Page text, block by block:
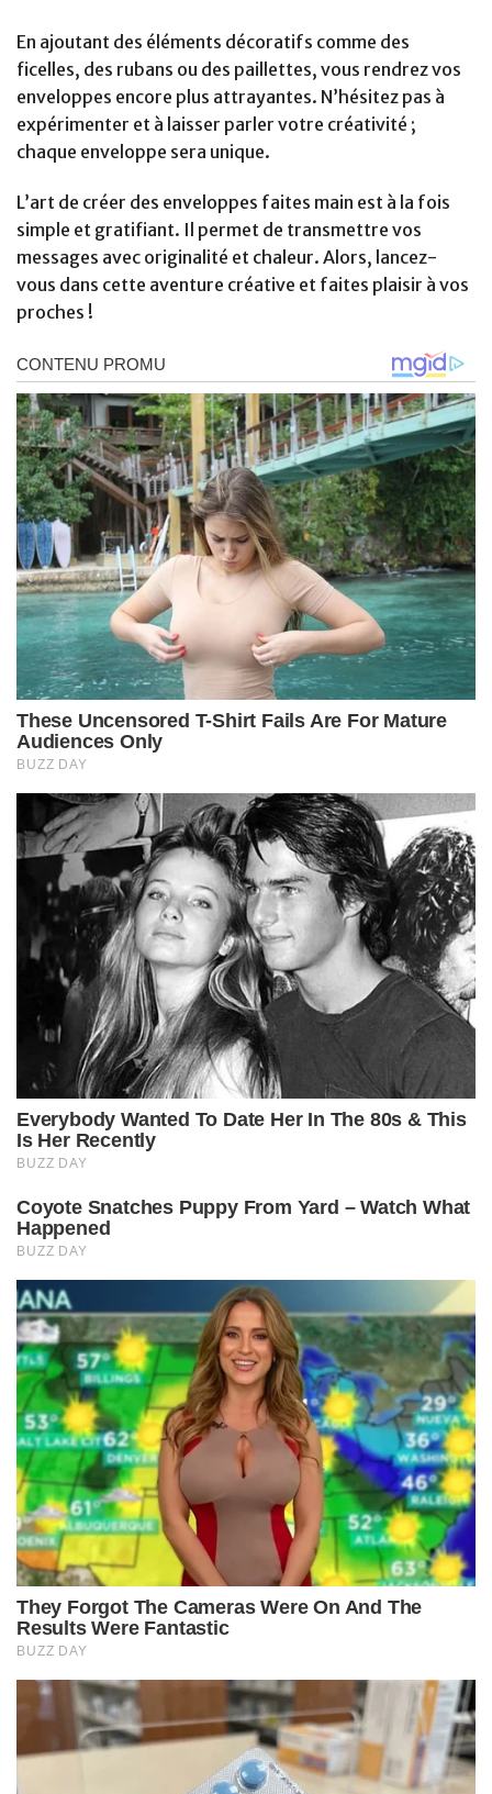
En ajoutant des éléments décoratifs comme des
ficelles, des rubans ou des paillettes, vous rendrez vos
enveloppes encore plus attrayantes. N’hésitez pas à
expérimenter et à laisser parler votre créativité ;
chaque enveloppe sera unique.
L’art de créer des enveloppes faites main est à la fois
simple et gratifiant. Il permet de transmettre vos
messages avec originalité et chaleur. Alors, lancez-
vous dans cette aventure créative et faites plaisir à vos
proches !